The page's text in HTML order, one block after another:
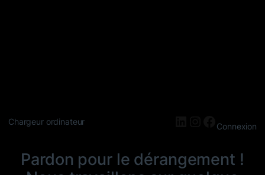
Chargeur ordinateur LinkedIn
Instagram
Connexion
Pardon pour le dérangement !